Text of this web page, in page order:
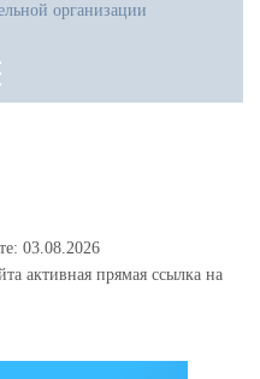
организации
03.08.2026
активная прямая ссылка на